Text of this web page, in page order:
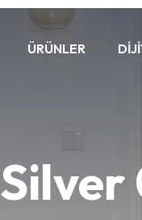
ÜRÜNLER
Silver